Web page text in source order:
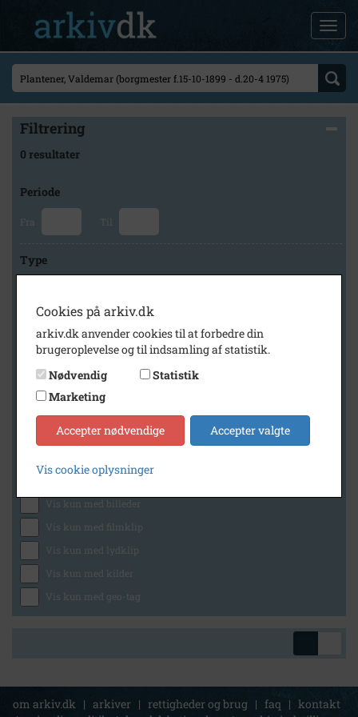
Filtrering
0 resultater
Periode
Fra Til
Type
Arkiv
Herlev Kommunes Lokalarkiv
Generelt
Vis kun med billeder
Vis kun med filmklip
Vis kun med lydklip
Vis kun med kilder
Vis kun med geo-tag
om arkiv.dk | arkiver | rettigheder og brug | faq | kontakt
Cookies på arkiv.dk
arkiv.dk anvender cookies til at forbedre din
brugeroplevelse og til indsamling af statistik.
Nødvendig
Statistik
Marketing
Accepter nødvendige Accepter valgte
Vis cookie oplysninger